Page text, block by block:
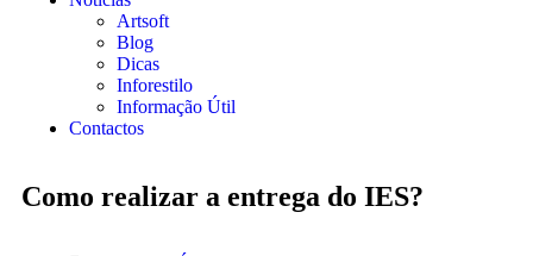
Artsoft
Blog
Dicas
Inforestilo
Informação Útil
Contactos
Como realizar a entrega do IES?